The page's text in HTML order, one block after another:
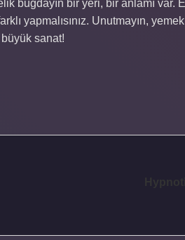
buğdayın bir yeri, bir anlamı var.
yapmalısınız. Unutmayın,
sanat!